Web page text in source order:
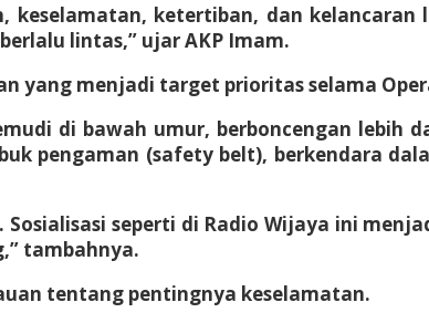
ketertiban, dan kelancaran
lintas,” ujar AKP Imam.
yang menjadi target prioritas selama
di bawah umur, berboncengan lebih
pengaman (safety belt), berkendara
seperti di Radio Wijaya ini
tambahnya.
tentang pentingnya keselamatan.